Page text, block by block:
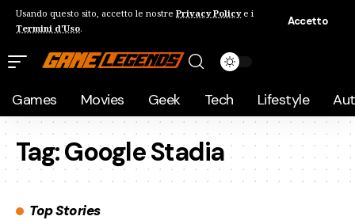
Usando questo sito, accetto le nostre Privacy Policye i
Termini d'Uso.
Accetto
Games Movies Geek Tech Lifestyle
Tag:Google Stadia
Top Stories